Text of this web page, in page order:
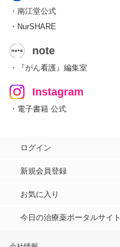
・南江堂公式
・NurSHARE
note
・『がん看護』編集室
Instagram
・電子書籍 公式
ログイン
新規会員登録
お気に入り
今日の治療薬ポータルサイト